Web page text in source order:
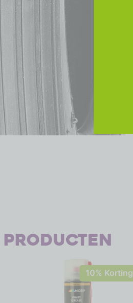
10% Korting